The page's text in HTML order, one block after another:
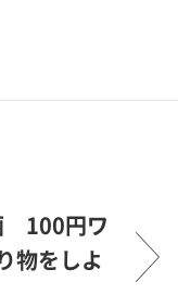
十鈴が日
お買い物
2階展示室
アム コレ
100円ワ
物をしよ